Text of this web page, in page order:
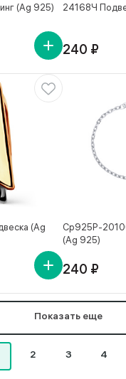
(Ag 925) 24168Ч
240 ₽
(Ag
Ср925Р-
(Ag 925)
240 ₽
Показать еще
2 3 4